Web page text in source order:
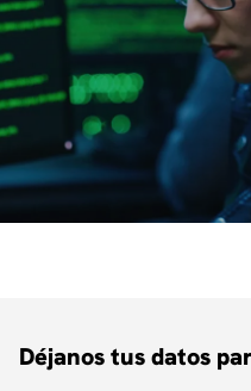
Déjanos tus datos